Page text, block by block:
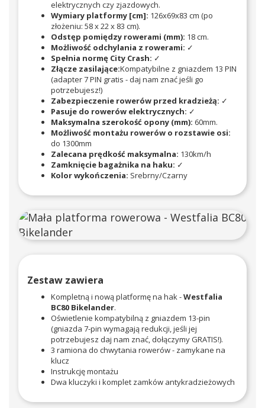
elektrycznych czy zjazdowych.
Wymiary platformy [cm]: 126x69x83 cm (po
złożeniu: 58 x 22 x 83 cm).
Odstęp pomiędzy rowerami (mm): 18 cm.
Możliwość odchylania z rowerami: ✓
Spełnia normę City Crash: ✓
Złącze zasilające:Kompatybilne z gniazdem 13 PIN
(adapter 7 PIN gratis - daj nam znać jeśli go
potrzebujesz!)
Zabezpieczenie rowerów przed kradzieżą: ✓
Pasuje do rowerów elektrycznych: ✓
Maksymalna szerokość opony (mm): 60mm.
Możliwość montażu rowerów o rozstawie osi:
do 1300mm
Zalecana prędkość maksymalna: 130km/h
Zamknięcie bagażnika na haku: ✓
Kolor wykończenia: Srebrny/Czarny
Zestaw zawiera
Kompletną i nową platformę na hak -Westfalia
BC80 Bikelander.
Oświetlenie kompatybilną z gniazdem 13-pin
(gniazda 7-pin wymagają redukcji, jeśli jej
potrzebujesz daj nam znać, dołączymy GRATIS!).
3 ramiona do chwytania rowerów - zamykane na
klucz
Instrukcję montażu
Dwa kluczyki i komplet zamków antykradzieżowych